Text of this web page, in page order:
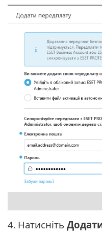
4. Натисніть